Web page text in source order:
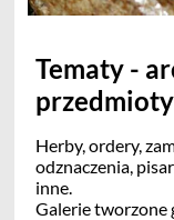
Tematy -
przedmioty
Herby, ordery,
odznaczenia,
inne.
Galerie tworzone